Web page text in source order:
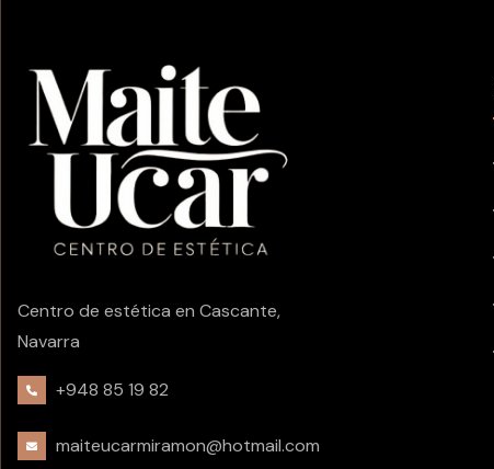
Centro de estética en Cascante,
Navarra
+948 85 19 82
maiteucarmiramon@hotmail.com